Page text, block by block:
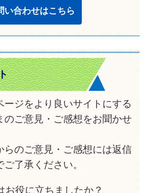
い合わせはこちら
ージをより良いサイトにする
のご意見・ご感想をお聞かせ
らのご意見・ご感想には返信
了承ください。
お役に立ちましたか？